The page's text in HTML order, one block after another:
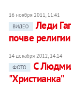
16 ноября 2011, 11:41
ВИДЕО
Леди
почве религии
14 декабря 2012, 14:14
ФОТО
C
"Христианка"